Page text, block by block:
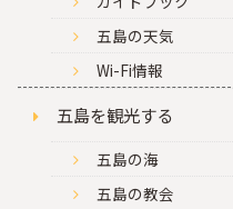
五島の天気
Wi-Fi情報
五島を観光する
五島の海
五島の教会